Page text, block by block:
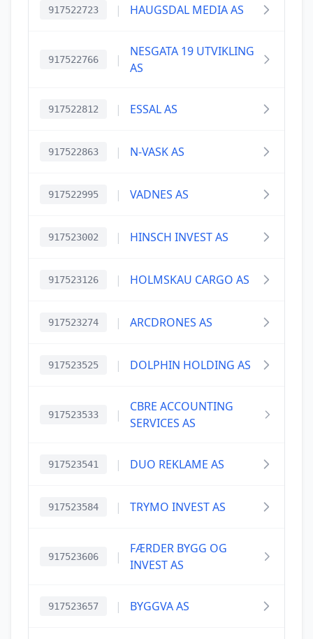
917522723 | HAUGSDAL MEDIA AS
917522766 |
NESGATA 19 UTVIKLING
AS
917522812 | ESSAL AS
917522863 | N-VASK AS
917522995 | VADNES AS
917523002 | HINSCH INVEST AS
917523126 | HOLMSKAU CARGO AS
917523274 | ARCDRONES AS
917523525 | DOLPHIN HOLDING AS
917523533 |
CBRE ACCOUNTING
SERVICES AS
917523541 | DUO REKLAME AS
917523584 | TRYMO INVEST AS
917523606 |
FÆRDER BYGG OG
INVEST AS
917523657 | BYGGVA AS